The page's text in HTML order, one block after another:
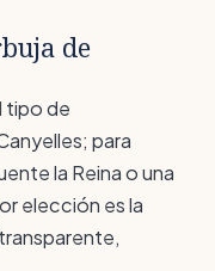
de
tipo de
para
la Reina o una
elección es la